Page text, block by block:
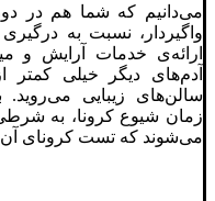
می‌دانیم که شما هم در
واگیردار، نسبت به درگیری
ارائه‌ی خدمات آرایش و
آدم‌های دیگر خیلی
سالن‌های زیبایی می‌روید.
زمان شیوع کرونا، به
می‌شوند که تست کرونای